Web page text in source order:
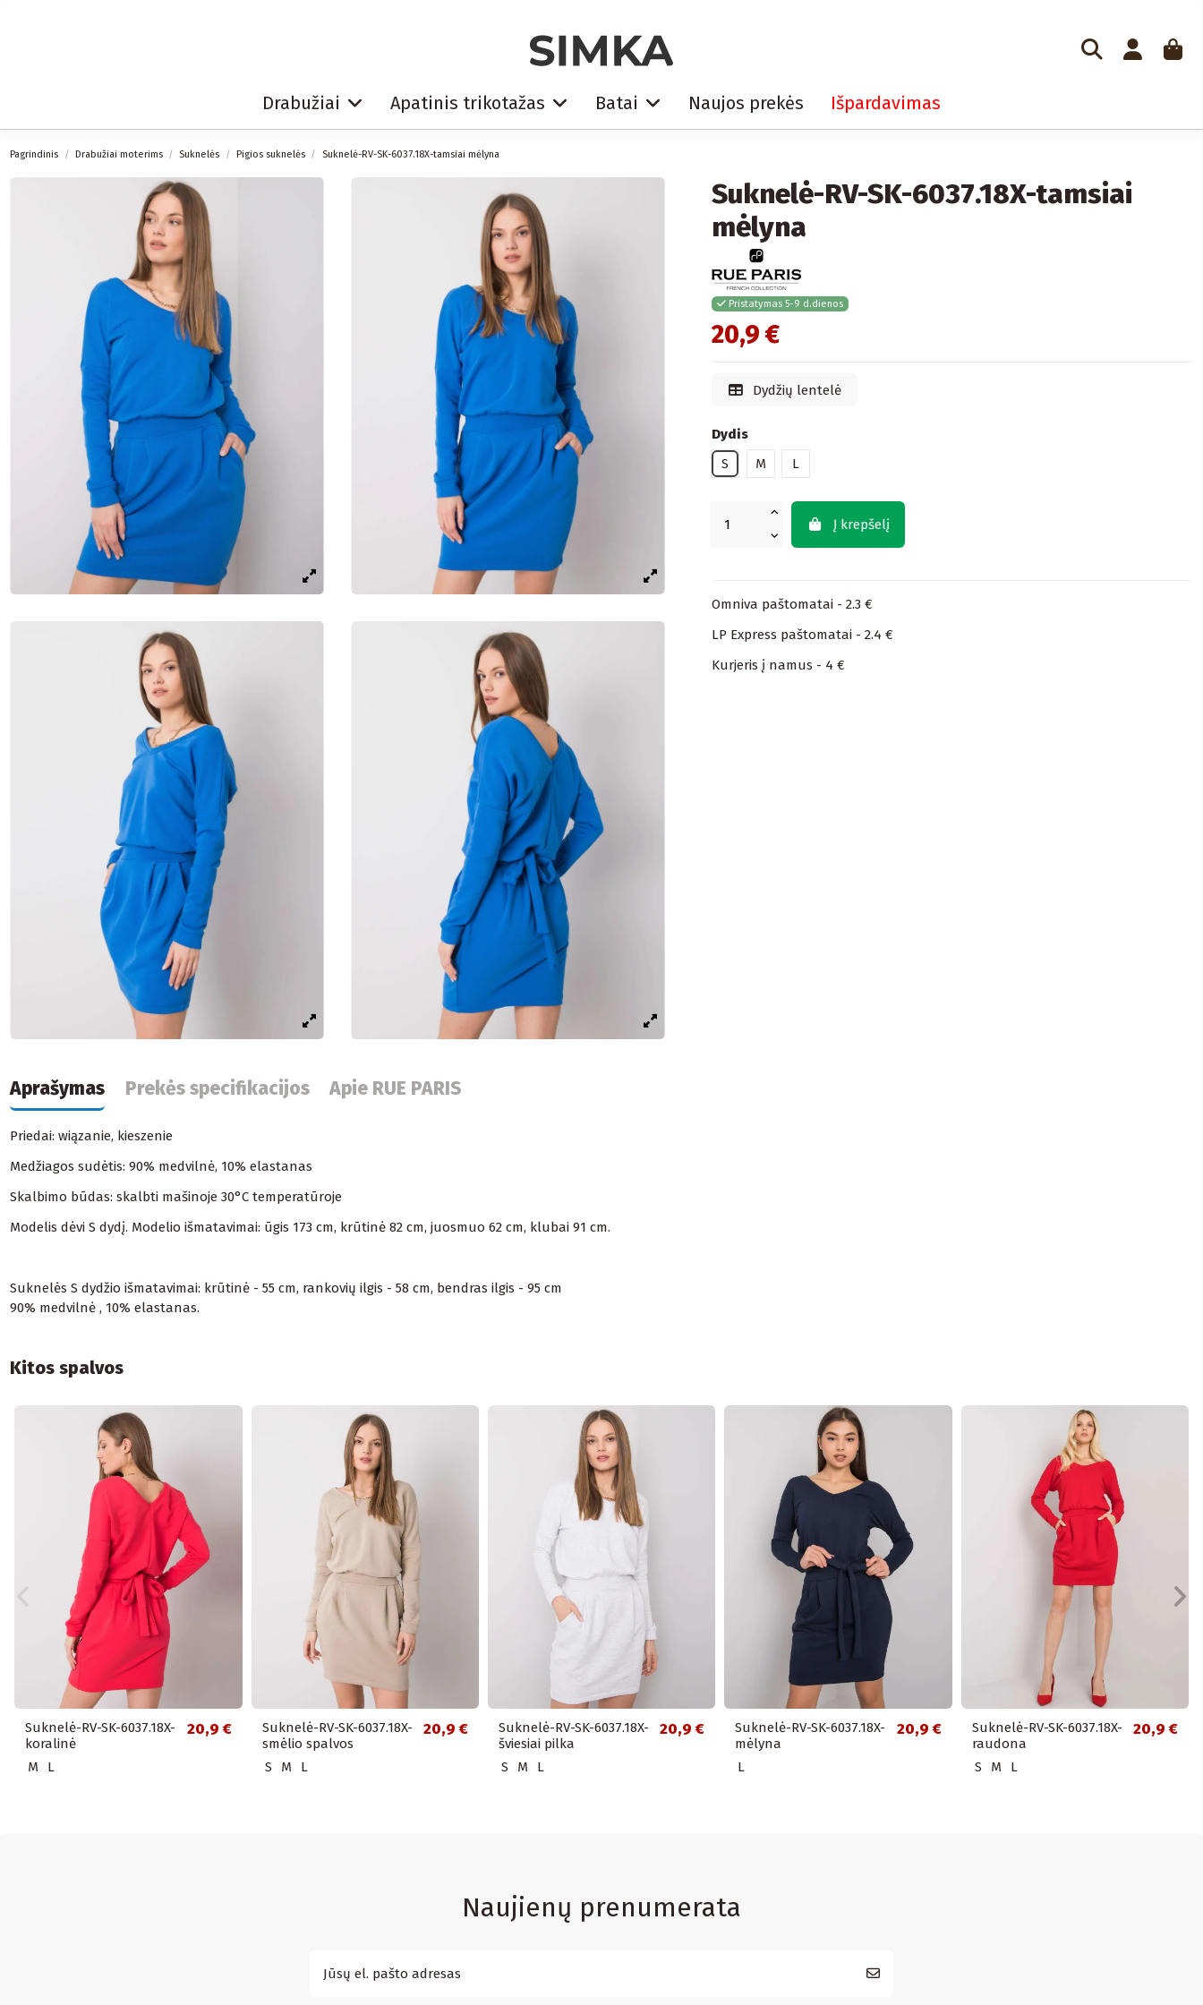
Drabužiai Apatinis trikotažas Batai Naujos prekės Išpardavimas
Pagrindinis Drabužiai moterims Suknelės Pigios suknelės Suknelė-RV-SK-6037.18X-tamsiai mėlyna
Suknelė-RV-SK-6037.18X-tamsiai
mėlyna
Pristatymas 5-9 d.dienos
20,9 €
Dydžių lentelė
Dydis
S
M L
Į krepšelį
Omniva paštomatai - 2.3 €
LP Express paštomatai - 2.4 €
Kurjeris į namus - 4 €
Aprašymas Prekės specifikacijos Apie RUE PARIS
Priedai: wiązanie, kieszenie
Medžiagos sudėtis: 90% medvilnė, 10% elastanas
Skalbimo būdas: skalbti mašinoje 30°C temperatūroje
Modelis dėvi S dydį. Modelio išmatavimai: ūgis 173 cm, krūtinė 82 cm, juosmuo 62 cm, klubai 91 cm.
Suknelės S dydžio išmatavimai: krūtinė - 55 cm, rankovių ilgis - 58 cm, bendras ilgis - 95 cm
90% medvilnė , 10% elastanas.
Kitos spalvos
Suknelė-RV-SK-6037.18X-
koralinė
20,9 €
M L
Suknelė-RV-SK-6037.18X-
smėlio spalvos
20,9 €
S M L
Suknelė-RV-SK-6037.18X-
šviesiai pilka
20,9 €
S M L
Suknelė-RV-SK-6037.18X-
mėlyna
20,9 €
L
Suknelė-RV-SK-6037.18X-
raudona
20,9 €
S M L
Naujienų prenumerata